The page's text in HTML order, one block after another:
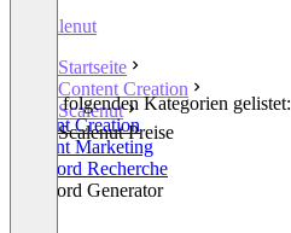
Scalenut
Startseite
Content Creation
Scalenut
Scalenut Preise
In den folgenden Kategorien gelistet:
Content Creation
Content Marketing
Keyword Recherche
Keyword Generator